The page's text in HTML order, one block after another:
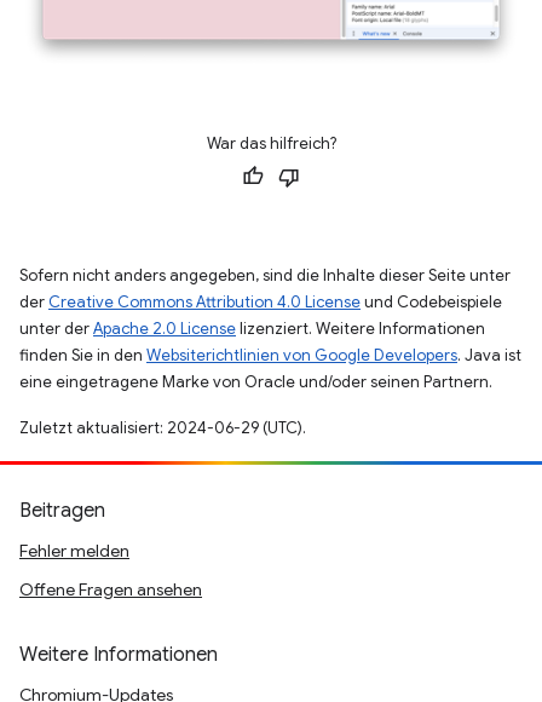
War das hilfreich?
Sofern nicht anders angegeben, sind die Inhalte dieser Seite unter
der Creative Commons Attribution 4.0 Licenseund Codebeispiele
unter derApache 2.0 Licenselizenziert. Weitere Informationen
finden Sie in den Websiterichtlinien von Google Developers. Java ist
eine eingetragene Marke von Oracle und/oder seinen Partnern.
Zuletzt aktualisiert: 2024-06-29 (UTC).
Beitragen
Fehler melden
Offene Fragen ansehen
Weitere Informationen
Chromium-Updates